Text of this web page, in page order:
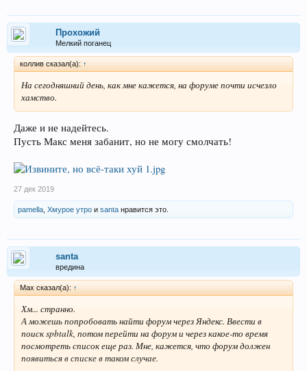
Прохожий
Мелкий поганец
коллив сказал(а): ↑
На сегодняшний день, как мне кажется, на форуме почти исчезло
хамство.
Даже и не надейтесь.
Пусть Макс меня забанит, но не могу смолчать!
27 дек 2019
pamella Хмурое утро и santa нравится это.
santa
вредина
Max сказал(а): ↑
Хм... странно.
А можешь попробовать найти форум через Яндекс. Ввести в
поиск spbtalk, потом перейти на форум и через какое-то время
посмотреть список еще раз. Мне, кажется, что форум должен
появиться в списке в таком случае.